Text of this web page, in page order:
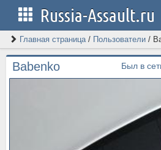
Russia-Assault.ru
Главная страница/ Пользователи /
Babenko Был в